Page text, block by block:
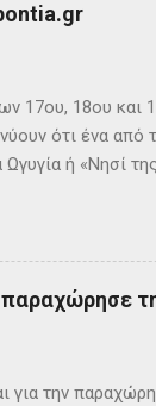
17ου, 18ου και
ότι ένα από
Ωγυγία ή «Νησί
οι Οθωνοί
το νησί
για την